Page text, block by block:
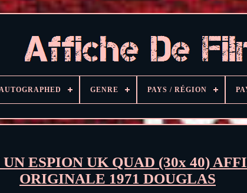
GENRE PAYS / RÉGION
ESPION UK QUAD (30x 40)
ORIGINALE 1971 DOUGLAS